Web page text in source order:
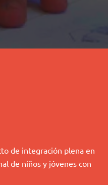
de integración plena en
de niños y jóvenes con